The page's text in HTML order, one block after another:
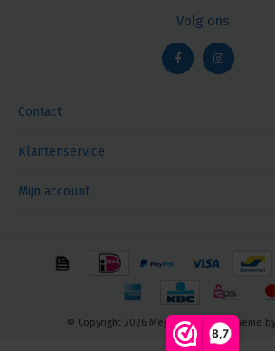
8,7
Contact
Volg ons
Klantenservice
Mijn account
© Copyright 2026 Megalight sa/nv - Theme by